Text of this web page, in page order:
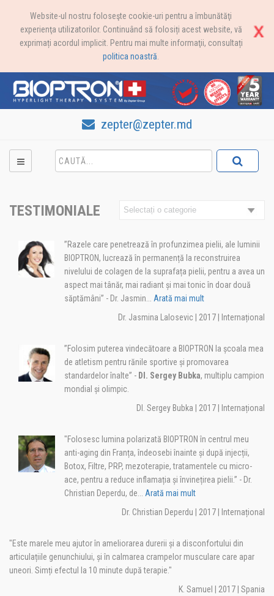
Website-ul nostru foloseşte cookie-uri pentru a îmbunătăţi
experienţa utilizatorilor. Continuând să folosiți acest website, vă
exprimați acordul implicit. Pentru mai multe informaţii, consultați
politica noastră
zepter@zepter.md
TESTIMONIALE
”Razele care penetrează în profunzimea pielii, ale luminii
BIOPTRON, lucrează în permanență la reconstruirea
nivelului de colagen de la suprafața pielii, pentru a avea un
aspect mai tânăr, mai radiant și mai tonic în doar două
săptămâni” - Dr. Jasmin...
Arată mai mult
Dr. Jasmina Lalosevic | 2017 | Internațional
”Folosim puterea vindecătoare a BIOPTRON la școala mea
de atletism pentru rănile sportive și promovarea
standardelor înalte” - Dl. Sergey Bubka, multiplu campion
mondial și olimpic.
Dl. Sergey Bubka | 2017 | Internațional
"Folosesc lumina polarizată BIOPTRON în centrul meu
anti-aging din Franța, îndeosebi înainte și după injecții,
Botox, Filtre, PRP, mezoterapie, tratamentele cu micro-
ace, pentru a reduce inflamația și învinețirea pielii.” - Dr.
Christian Deperdu, de...
Arată mai mult
Dr. Christian Deperdu | 2017 | Internațional
"Este marele meu ajutor în ameliorarea durerii și a disconfortului din
articulațiile genunchiului, și în calmarea crampelor musculare care apar
uneori. Simți efectul la 10 minute după terapie."
K. Samuel | 2017 | Spania